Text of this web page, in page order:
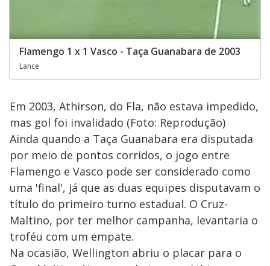
Flamengo 1 x 1 Vasco - Taça Guanabara de 2003
Lance
Em 2003, Athirson, do Fla, não estava impedido,
mas gol foi invalidado (Foto: Reprodução)
Ainda quando a Taça Guanabara era disputada
por meio de pontos corridos, o jogo entre
Flamengo e Vasco pode ser considerado como
uma 'final', já que as duas equipes disputavam o
título do primeiro turno estadual. O Cruz-
Maltino, por ter melhor campanha, levantaria o
troféu com um empate.
Na ocasião, Wellington abriu o placar para o